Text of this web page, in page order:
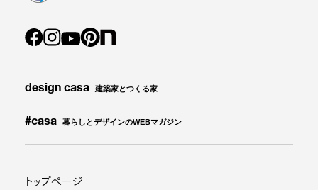
design casa 建築家とつくる家
#casa 暮らしとデザインのWEBマガジン
トップページ